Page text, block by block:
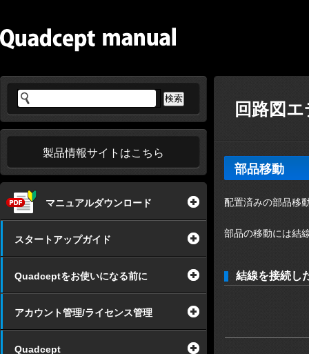
製品情報サイトはこちら
マニュアルダウンロード
スタートアップガイド
Quadceptをお使いになる前に
アカウント管理/ライセンス管理
Quadcept
回路図
部品移動
配置済みの部品移
部品の移動には結
結線を接続し